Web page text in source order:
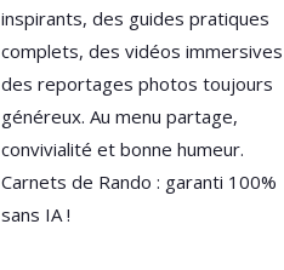
inspirants, des guides pratiques
complets, des vidéos
des reportages photos toujours
généreux. Au menu partage,
convivialité et bonne humeur.
Carnets de Rando : garanti 100%
sans IA !